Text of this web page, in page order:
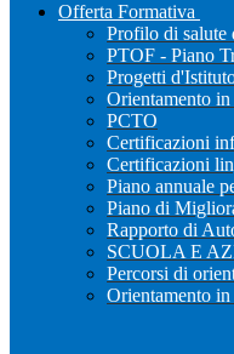
Offerta Formativa
Profilo di salute
PTOF - Piano
Progetti
Orientamento in
PCTO
Certificazioni
Certificazioni
Piano annuale
Piano di
Rapporto di
SCUOLA E
Percorsi di
Orientamento in